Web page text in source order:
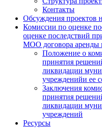
Контакты
Обсуждения проектов
Комиссии по оценке
оценке последствий
МОО договора аренды
Положение о
принятия
ликвидации
учрежденийи ее
Заключения
принятия
ликвидации
учреждений
Ресурсы